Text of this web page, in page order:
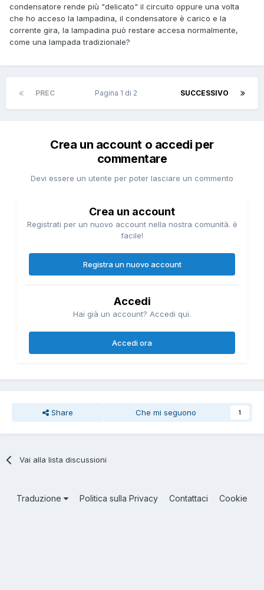
condensatore rende più "delicato" il circuito oppure una volta
che ho acceso la lampadina, il condensatore è carico e la
corrente gira, la lampadina può restare accesa normalmente,
come una lampada tradizionale?
PREC SUCCESSIVO
Pagina 1 di 2
Crea un account o accedi per
commentare
Devi essere un utente per poter lasciare un commento
Crea un account
Registrati per un nuovo account nella nostra comunità. è
facile!
Registra un nuovo account
Accedi
Hai già un account? Accedi qui.
Accedi ora
Share Che mi seguono 1
Vai alla lista discussioni
Traduzione Politica sulla Privacy Contattaci Cookie